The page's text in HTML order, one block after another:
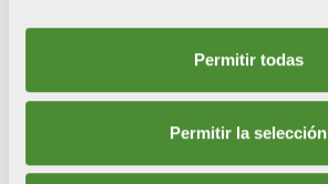
Permitir todas
Permitir la selección